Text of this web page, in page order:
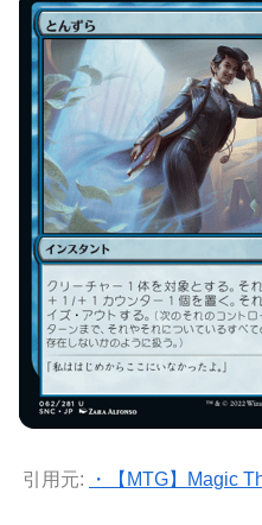
引用元:
・【MTG】Magic